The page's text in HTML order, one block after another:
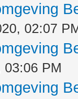
02:07
03:06 PM